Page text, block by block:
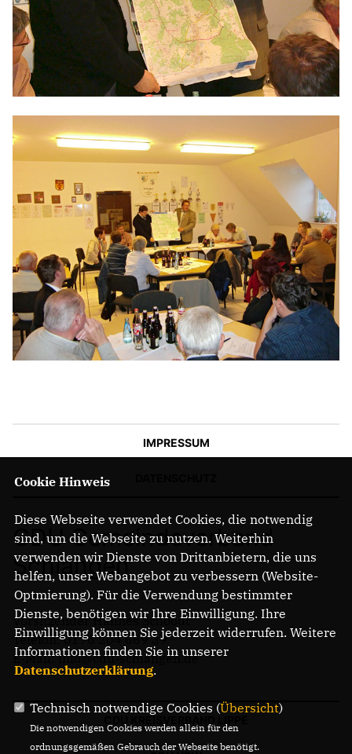
IMPRESSUM
CDU Gemeindeverband
Schlangen
Vorsitzender Hannes Schoodt
Telefon: 0176 204 669 39
E-Mail: info@cdu-schlangen.de
Cookie Hinweis
Diese Webseite verwendet Cookies, die notwendig
sind, um die Webseite zu nutzen. Weiterhin
verwenden wir Dienste von Drittanbietern, die uns
helfen, unser Webangebot zu verbessern (Website-
Optmierung). Für die Verwendung bestimmter
Dienste, benötigen wir Ihre Einwilligung. Ihre
Einwilligung können Sie jederzeit widerrufen. Weitere
Informationen finden Sie in unserer
Datenschutzerklärung.
Technisch notwendige Cookies (Übersicht)
Die notwendigen Cookies werden allein für den
ordnungsgemäßen Gebrauch der Webseite benötigt.